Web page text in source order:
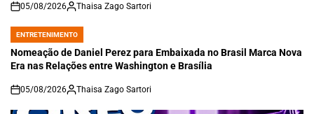
on
05/08/2026 Thaisa Zago Sartori
POSTED
IN
ENTRETENIMENTO
Nomeação de Daniel Perez para Embaixada no Brasil Marca Nova
Era nas Relações entre Washington e Brasília
on
05/08/2026 Thaisa Zago Sartori